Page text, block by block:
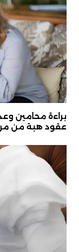
براءة محامين
عقود هبة من